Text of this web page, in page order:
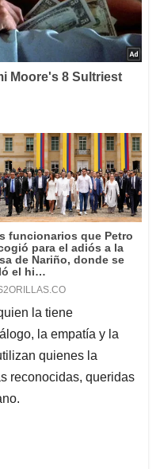
la tiene
la empatía y la
quienes la
reconocidas, queridas